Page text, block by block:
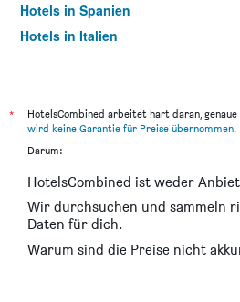
Hotels in Spanien
Hotels in Italien
*
HotelsCombined arbeitet hart daran,
wird keine Garantie für Preise übernommen.
Darum:
HotelsCombined ist weder
Wir durchsuchen und sammeln
Daten für dich.
Warum sind die Preise nicht